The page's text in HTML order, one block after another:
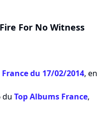
For No Witness
du 17/02/2014, en
du Top Albums France,